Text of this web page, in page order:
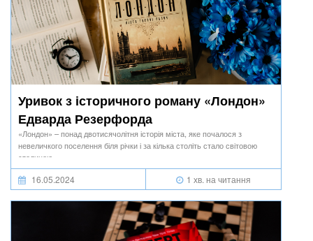
Уривок з історичного роману «Лондон»
Едварда Резерфорда
«Лондон» – понад двотисячолітня історія міста, яке почалося з
невеличкого поселення біля річки і за кілька століть стало світовою
столицею.
16.05.2024 1 хв. на читання